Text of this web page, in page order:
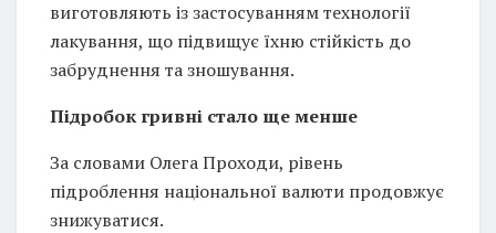
виготовляють із застосуванням технології
лакування, що підвищує їхню стійкість до
забруднення та зношування.
Підробок гривні стало ще менше
За словами Олега Проходи, рівень
підроблення національної валюти продовжує
знижуватися.